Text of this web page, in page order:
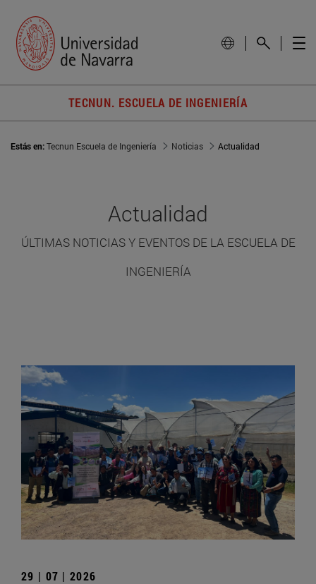
TECNUN. ESCUELA DE INGENIERÍA
Estás en:Tecnun Escuela de Ingeniería Noticias Actualidad
Actualidad
ÚLTIMAS NOTICIAS Y EVENTOS DE LA ESCUELA DE
INGENIERÍA
29 | 07 | 2026